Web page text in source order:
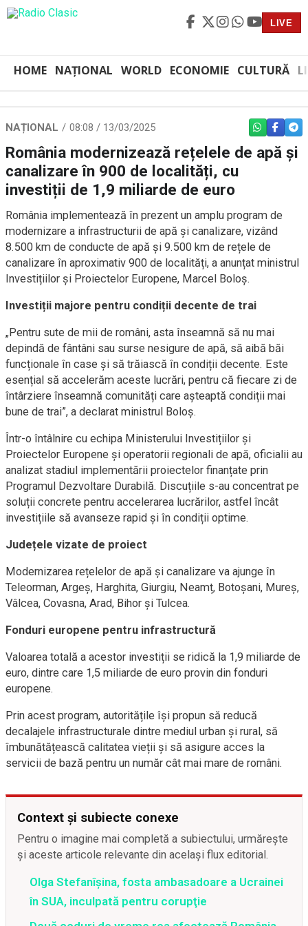
LIVE
HOME NAȚIONAL WORLD ECONOMIE CULTURĂ
NAȚIONAL 08:08 / 13/03/2025 WHATSAPP
România modernizează rețelele de apă și
canalizare în 900 de localități, cu
investiții de 1,9 miliarde de euro
România implementează în prezent un amplu program de
modernizare a infrastructurii de apă și canalizare, vizând
8.500 km de conducte de apă și 9.500 km de rețele de
canalizare în aproximativ 900 de localități, a anunțat ministrul
Investițiilor și Proiectelor Europene, Marcel Boloș.
Investiții majore pentru condiții decente de trai
„Pentru sute de mii de români, asta înseamnă să nu mai
depindă de fântâni sau surse nesigure de apă, să aibă băi
funcționale în case și să trăiască în condiții decente. Este
esențial să accelerăm aceste lucrări, pentru că fiecare zi de
întârziere înseamnă comunități care așteaptă condiții mai
bune de trai”, a declarat ministrul Boloș.
Într-o întâlnire cu echipa Ministerului Investițiilor și
Proiectelor Europene și operatorii regionali de apă, oficialii au
analizat stadiul implementării proiectelor finanțate prin
Programul Dezvoltare Durabilă. Discuțiile s-au concentrat pe
soluții concrete pentru accelerarea lucrărilor, astfel încât
investițiile să avanseze rapid și în condiții optime.
Județele vizate de proiect
Modernizarea rețelelor de apă și canalizare va ajunge în
Teleorman, Argeș, Harghita, Giurgiu, Neamț, Botoșani, Mureș,
Vâlcea, Covasna, Arad, Bihor și Tulcea.
Fonduri europene pentru infrastructură
Valoarea totală a acestor investiții se ridică la 1,9 miliarde de
euro, dintre care 1,5 miliarde de euro provin din fonduri
europene.
Prin acest program, autoritățile își propun să reducă
decalajele infrastructurale dintre mediul urban și rural, să
îmbunătățească calitatea vieții și să asigure acces la
servicii de bază pentru un număr cât mai mare de români.
Context și subiecte conexe
Pentru o imagine mai completă a subiectului, urmărește
și aceste articole relevante din același flux editorial.
Olga Stefanîşina, fosta ambasadoare a Ucrainei
în SUA, inculpată pentru corupţie